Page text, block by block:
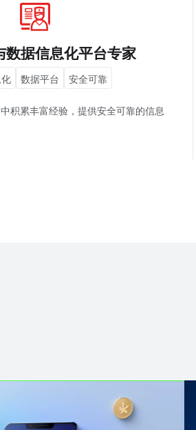
数据信息化平台专家
数据平台 安全可靠
积累丰富经验，提供安全可靠的信息